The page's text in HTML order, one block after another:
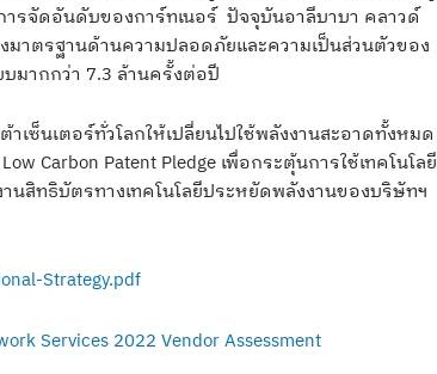
รจัดอันดับของการ์ทเนอร์ ปัจจุบันอาลีบาบา คลาวด์
มาตรฐานด้านความปลอดภัยและความเป็นส่วนตัวของ
มากกว่า 7.3 ล้านครั้งต่อปี
ซ็นเตอร์ทั่วโลกให้เปลี่ยนไปใช้พลังงานสะอาดทั้งหมด
Carbon Patent Pledge เพื่อกระตุ้นการใช้เทคโนโลยี
สิทธิบัตรทางเทคโนโลยีประหยัดพลังงานของบริษัทฯ
Strategy.pdf
Services 2022 Vendor Assessment